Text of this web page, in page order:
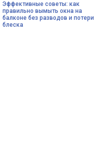
Эффективные советы: как
правильно вымыть окна на
балконе без разводов и потери
блеска